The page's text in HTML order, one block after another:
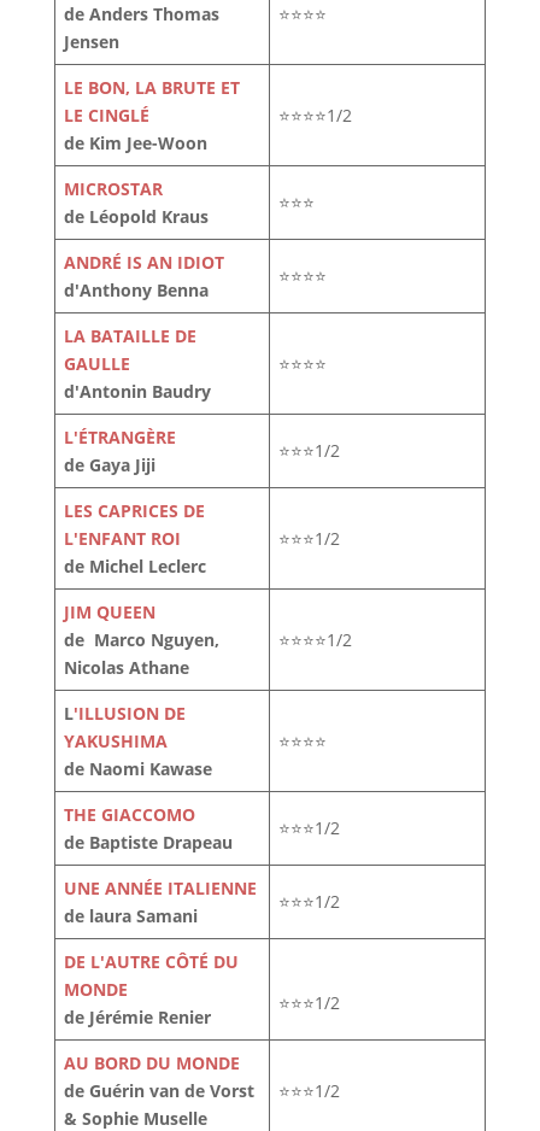
de Anders Thomas
Jensen
⭐⭐⭐⭐
LE BON, LA BRUTE ET
LE CINGLÉ
de Kim Jee-Woon
⭐⭐⭐⭐1/2
MICROSTAR
de Léopold Kraus
⭐⭐⭐
ANDRÉ IS AN IDIOT
d'Anthony Benna
⭐⭐⭐⭐
LA BATAILLE DE
GAULLE
d'Antonin Baudry
⭐⭐⭐⭐
L'ÉTRANGÈRE
de Gaya Jiji
⭐⭐⭐1/2
LES CAPRICES DE
L'ENFANT ROI
de Michel Leclerc
⭐⭐⭐1/2
JIM QUEEN
de Marco Nguyen,
Nicolas Athane
⭐⭐⭐⭐1/2
L'ILLUSION DE
YAKUSHIMA
de Naomi Kawase
⭐⭐⭐⭐
THE GIACCOMO
de Baptiste Drapeau
⭐⭐⭐1/2
UNE ANNÉE ITALIENNE
de laura Samani
⭐⭐⭐1/2
DE L'AUTRE CÔTÉ DU
MONDE
de Jérémie Renier
⭐⭐⭐1/2
AU BORD DU MONDE
de Guérin van de Vorst
& Sophie Muselle
⭐⭐⭐1/2